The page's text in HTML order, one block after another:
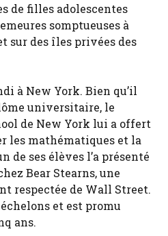
de filles adolescentes
somptueuses à
sur des îles privées des
à New York. Bien qu’il
universitaire, le
de New York lui a offert
les mathématiques et la
de ses élèves l’a présenté
Bear Stearns, une
respectée de Wall Street.
et est promu
ans.